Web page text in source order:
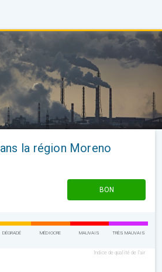
la région Moreno
BON
DÉGRADÉ MÉDIOCRE MAUVAIS TRÈS MAUVAIS
Indice de qualité de l'air